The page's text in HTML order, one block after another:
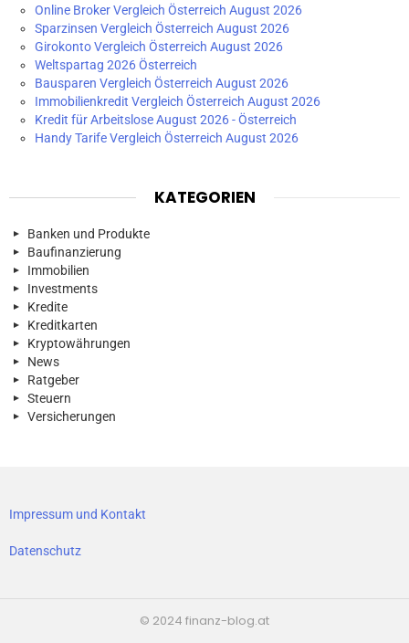
Online Broker Vergleich Österreich August 2026
Sparzinsen Vergleich Österreich August 2026
Girokonto Vergleich Österreich August 2026
Weltspartag 2026 Österreich
Bausparen Vergleich Österreich August 2026
Immobilienkredit Vergleich Österreich August 2026
Kredit für Arbeitslose August 2026 - Österreich
Handy Tarife Vergleich Österreich August 2026
KATEGORIEN
Banken und Produkte
Baufinanzierung
Immobilien
Investments
Kredite
Kreditkarten
Kryptowährungen
News
Ratgeber
Steuern
Versicherungen
Impressum und Kontakt
Datenschutz
© 2024 finanz-blog.at